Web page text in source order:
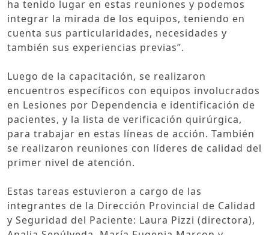
ha tenido lugar en estas reuniones y podemos
integrar la mirada de los equipos, teniendo en
cuenta sus particularidades, necesidades y
también sus experiencias previas”.
Luego de la capacitación, se realizaron
encuentros específicos con equipos involucrados
en Lesiones por Dependencia e identificación de
pacientes, y la lista de verificación quirúrgica,
para trabajar en estas líneas de acción. También
se realizaron reuniones con líderes de calidad del
primer nivel de atención.
Estas tareas estuvieron a cargo de las
integrantes de la Dirección Provincial de Calidad
y Seguridad del Paciente: Laura Pizzi (directora),